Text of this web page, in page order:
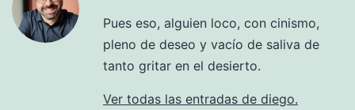
Pues eso, alguien loco, con cinismo,
pleno de deseo y vacío de saliva de
tanto gritar en el desierto.
Ver todas las entradas de diego.